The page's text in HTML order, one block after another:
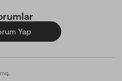
Yap